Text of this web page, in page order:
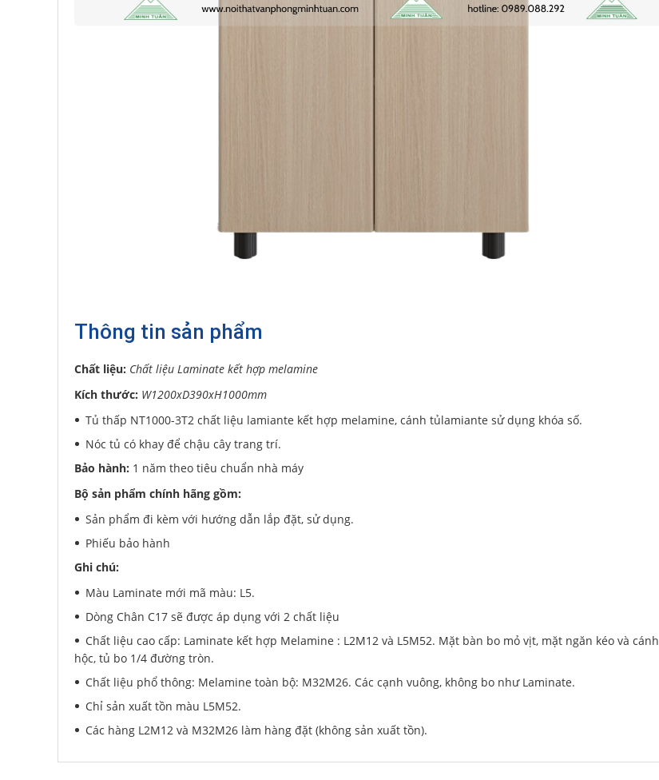
Thông tin sản phẩm
Chất liệu: Chất liệu Laminate kết hợp melamine
Kích thước: W1200xD390xH1000mm
Tủ thấp NT1000-3T2 chất liệu lamiante kết hợp melamine, cánh tủlamiante sử dụng khóa số.
Nóc tủ có khay để chậu cây trang trí.
Bảo hành: 1 năm theo tiêu chuẩn nhà máy
Bộ sản phẩm chính hãng gồm:
Sản phẩm đi kèm với hướng dẫn lắp đặt, sử dụng.
Phiếu bảo hành
Ghi chú:
Màu Laminate mới mã màu: L5.
Dòng Chân C17 sẽ được áp dụng với 2 chất liệu
Chất liệu cao cấp: Laminate kết hợp Melamine : L2M12 và L5M52. Mặt bàn bo mỏ vịt, mặt ngăn kéo và cánh
hộc, tủ bo 1/4 đường tròn.
Chất liệu phổ thông: Melamine toàn bộ: M32M26. Các cạnh vuông, không bo như Laminate.
Chỉ sản xuất tồn màu L5M52.
Các hàng L2M12 và M32M26 làm hàng đặt (không sản xuất tồn).